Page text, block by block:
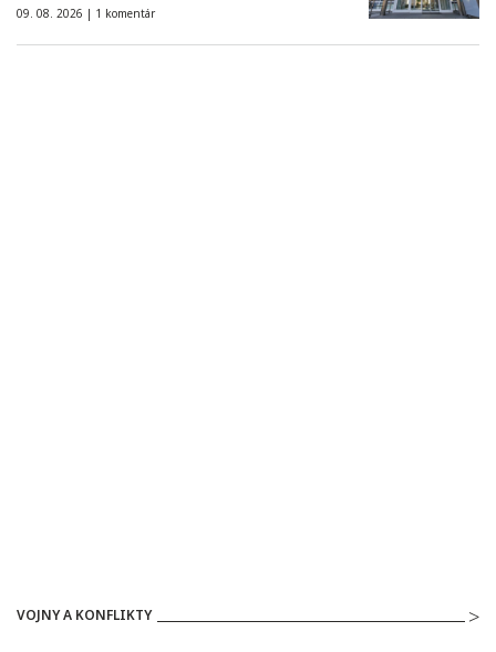
09. 08. 2026 | 1 komentár
VOJNY A KONFLIKTY